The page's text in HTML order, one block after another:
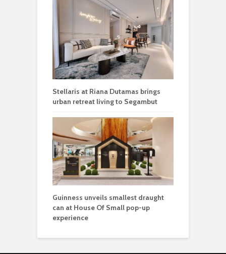
Stellaris at Riana Dutamas brings
urban retreat living to Segambut
Guinness unveils smallest draught
can at House Of Small pop-up
experience